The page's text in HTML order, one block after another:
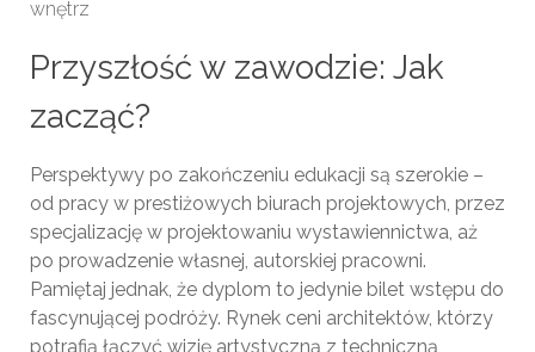
Przyszłość w zawodzie: Jak
zacząć?
Perspektywy po zakończeniu edukacji są szerokie –
od pracy w prestiżowych biurach projektowych, przez
specjalizację w projektowaniu wystawiennictwa, aż
po prowadzenie własnej, autorskiej pracowni.
Pamiętaj jednak, że dyplom to jedynie bilet wstępu do
fascynującej podróży. Rynek ceni architektów, którzy
potrafią łączyć wizję artystyczną z techniczną